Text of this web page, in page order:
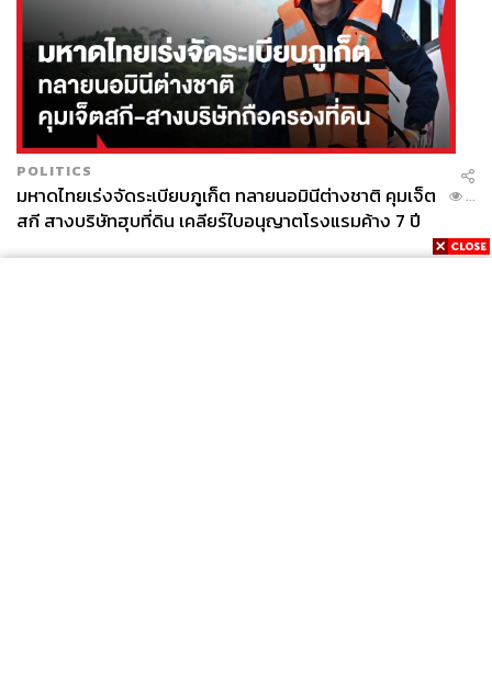
POLITICS
มหาดไทยเร่งจัดระเบียบภูเก็ต ทลายนอมินีต่างชาติ คุมเจ็ต
สกี สางบริษัทฮุบที่ดิน เคลียร์ใบอนุญาตโรงแรมค้าง 7 ปี
...